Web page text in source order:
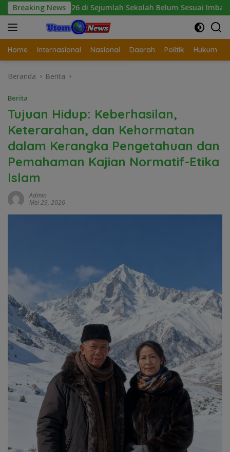
Langsung
ke
konten
Breaking News
Sejumlah Sekolah Belum Sesuai Imbauan Kemendikdasmen
Home Internasional Nasional Daerah Politik Hukum
Beranda Berita
Berita
Tujuan Hidup: Keberhasilan,
Keterarahan, dan Kehormatan
dalam Kerangka Pengetahuan dan
Pemahaman Kajian Normatif-Etika
Islam
Admin
Mei 29, 2026